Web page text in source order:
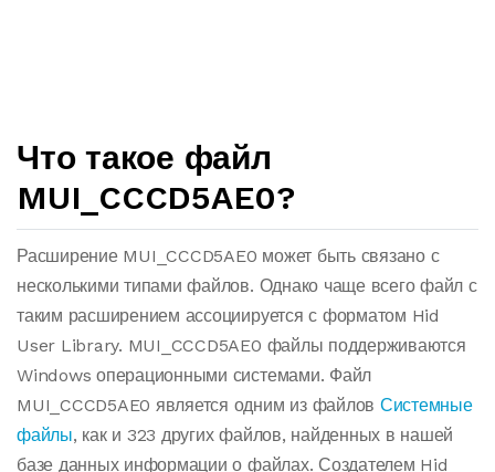
Что такое файл
MUI_CCCD5AE0?
Расширение MUI_CCCD5AE0 может быть связано с
несколькими типами файлов. Однако чаще всего файл с
таким расширением ассоциируется с форматом Hid
User Library. MUI_CCCD5AE0 файлы поддерживаются
Windows операционными системами. Файл
MUI_CCCD5AE0 является одним из файлов Системные
файлы, как и 323 других файлов, найденных в нашей
базе данных информации о файлах. Создателем Hid